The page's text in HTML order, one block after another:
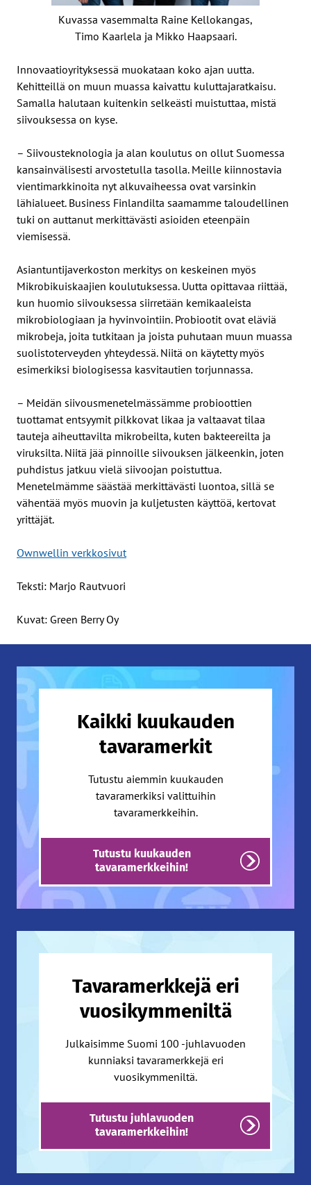
Kuvassa vasemmalta Raine Kellokangas,
Timo Kaarlela ja Mikko Haapsaari.
Innovaatioyrityksessä muokataan koko ajan uutta.
Kehitteillä on muun muassa kaivattu kuluttajaratkaisu.
Samalla halutaan kuitenkin selkeästi muistuttaa, mistä
siivouksessa on kyse.
– Siivousteknologia ja alan koulutus on ollut Suomessa
kansainvälisesti arvostetulla tasolla. Meille kiinnostavia
vientimarkkinoita nyt alkuvaiheessa ovat varsinkin
lähialueet. Business Finlandilta saamamme taloudellinen
tuki on auttanut merkittävästi asioiden eteenpäin
viemisessä.
Asiantuntijaverkoston merkitys on keskeinen myös
Mikrobikuiskaajien koulutuksessa. Uutta opittavaa riittää,
kun huomio siivouksessa siirretään kemikaaleista
mikrobiologiaan ja hyvinvointiin. Probiootit ovat eläviä
mikrobeja, joita tutkitaan ja joista puhutaan muun muassa
suolistoterveyden yhteydessä. Niitä on käytetty myös
esimerkiksi biologisessa kasvitautien torjunnassa.
– Meidän siivousmenetelmässämme probioottien
tuottamat entsyymit pilkkovat likaa ja valtaavat tilaa
tauteja aiheuttavilta mikrobeilta, kuten bakteereilta ja
viruksilta. Niitä jää pinnoille siivouksen jälkeenkin, joten
puhdistus jatkuu vielä siivoojan poistuttua.
Menetelmämme säästää merkittävästi luontoa, sillä se
vähentää myös muovin ja kuljetusten käyttöä, kertovat
yrittäjät.
Ownwellin verkkosivut
Teksti: Marjo Rautvuori
Kuvat: Green Berry Oy
Kaikki kuukauden
tavaramerkit
Tutustu aiemmin kuukauden
tavaramerkiksi valittuihin
tavaramerkkeihin.
Tutustu kuukauden
tavaramerkkeihin!
Tavaramerkkejä eri
vuosikymmeniltä
Julkaisimme Suomi 100 -juhlavuoden
kunniaksi tavaramerkkejä eri
vuosikymmeniltä.
Tutustu juhlavuoden
tavaramerkkeihin!